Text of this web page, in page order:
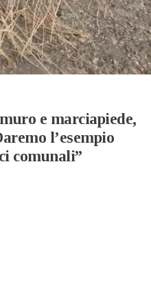
e marciapiede,
l’esempio
comunali”